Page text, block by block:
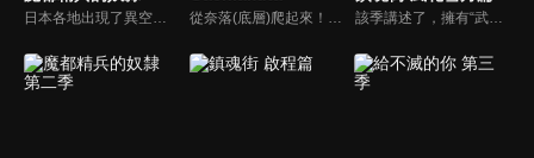
日本各地出現了異空間「魔都」—— 由於只有女性能從魔都的「桃」得到特異的能力，因此便由女兵組成了「魔防隊」。某一天，過著抑鬱生活的男高中生和倉優希不小心闖進了突發性產生的魔都入口，在那裡，遇到了「魔防隊」第七組的美麗隊長—— 羽前京香，而她竟向優希宣言：「我要你當我的奴隸。」「被飼養的少年」的奇幻戰鬥故事，在此揭開序幕！ 從奈落(底層)爬起來！一切都是為了改變這個「糞土般的世界」──！《GACHIAKUTA》以生活在罪犯後裔聚集的貧民窟孤兒少年「路德」為主角，展開的熱血戰鬥冒險故事。作品自2022年2月起開始連載，並榮獲「下一部人氣漫畫大賞2022」紙本漫畫類別Global特別獎。 該季講述了，擁有“武神軀”的少年鎮魂將——曹焱兵為尋父母下落，與少女夏鈴、北落師門等隊友，闖入靈域禁地蘆花古樓，併與守衛者“風花雪月”四王展開激烈交鋒的冒險故事。